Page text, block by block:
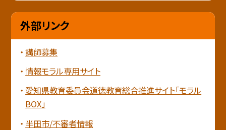
外部リンク
講師募集
情報モラル専用サイト
愛知県教育委員会道徳教育総合推進サイト「モラル
BOX」
半田市/不審者情報